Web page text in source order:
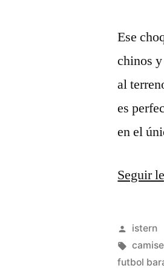
Ese
chinos
al
es
en el
Seguir
por
istern
futbol